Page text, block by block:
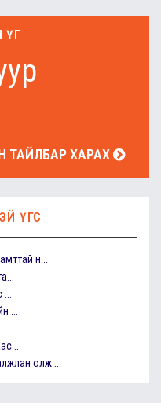
ҮГ
ТАЙЛБАР ХАРАХ
ҮГС
н...
...
...
олж ...